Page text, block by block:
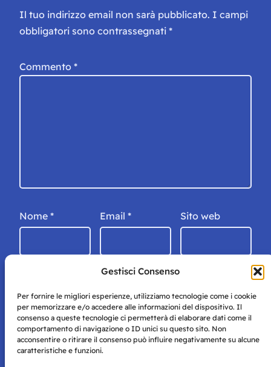
Gestisci Consenso
Per fornire le migliori esperienze, utilizziamo tecnologie come i cookie
per memorizzare e/o accedere alle informazioni del dispositivo. Il
consenso a queste tecnologie ci permetterà di elaborare dati come il
comportamento di navigazione o ID unici su questo sito. Non
acconsentire o ritirare il consenso può influire negativamente su alcune
caratteristiche e funzioni.
Il tuo indirizzo email non sarà pubblicato. I campi
obbligatori sono contrassegnati *
Commento *
Nome * Email * Sito web